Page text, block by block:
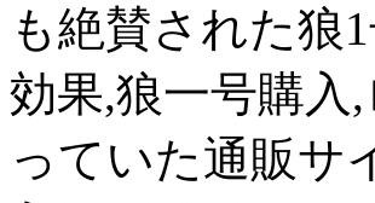
も絶賛された狼
効果,狼一号購入
っていた通販サ